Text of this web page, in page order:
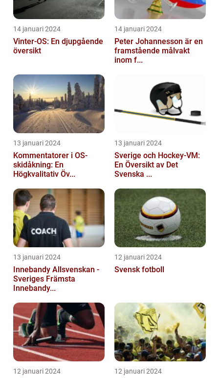
14 januari 2024
Vinter-OS: En djupgående
översikt
14 januari 2024
Peter Johannesson är en
framstående målvakt
inom f...
13 januari 2024
Kommentatorer i OS-
skidåkning: En
Högkvalitativ Öv...
13 januari 2024
Sverige och Hockey-VM:
En Översikt av Det
Svenska ...
13 januari 2024
Innebandy Allsvenskan -
Sveriges Främsta
Innebandy...
12 januari 2024
Svensk fotboll
12 januari 2024 12 januari 2024